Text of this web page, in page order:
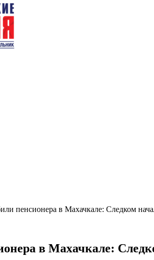
пенсионера в Махачкале: Следком
в Махачкале: